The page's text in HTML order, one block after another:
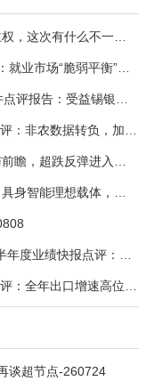
华创证券-【宏观专题】当科技遇上主权，这次有什么不一样？——海外科技思辨系列五-260808
开源证券-美国7月非农就业数据点评：就业市场“脆弱平衡”，美联储加息动力并不高-260808
谈超节点-260724